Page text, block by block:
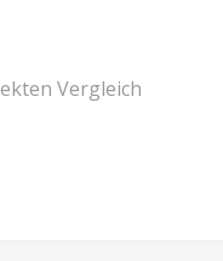
Vergleich